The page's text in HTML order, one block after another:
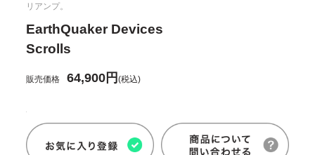
リアンプ。
EarthQuaker Devices
Scrolls
販売価格 64,900円(税込)